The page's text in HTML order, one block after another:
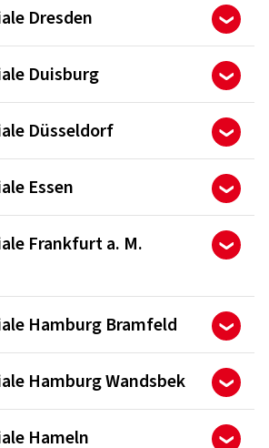
Dresden
Duisburg
Düsseldorf
Essen
Frankfurt a. M.
Hamburg Bramfeld
Hamburg Wandsbek
Hameln